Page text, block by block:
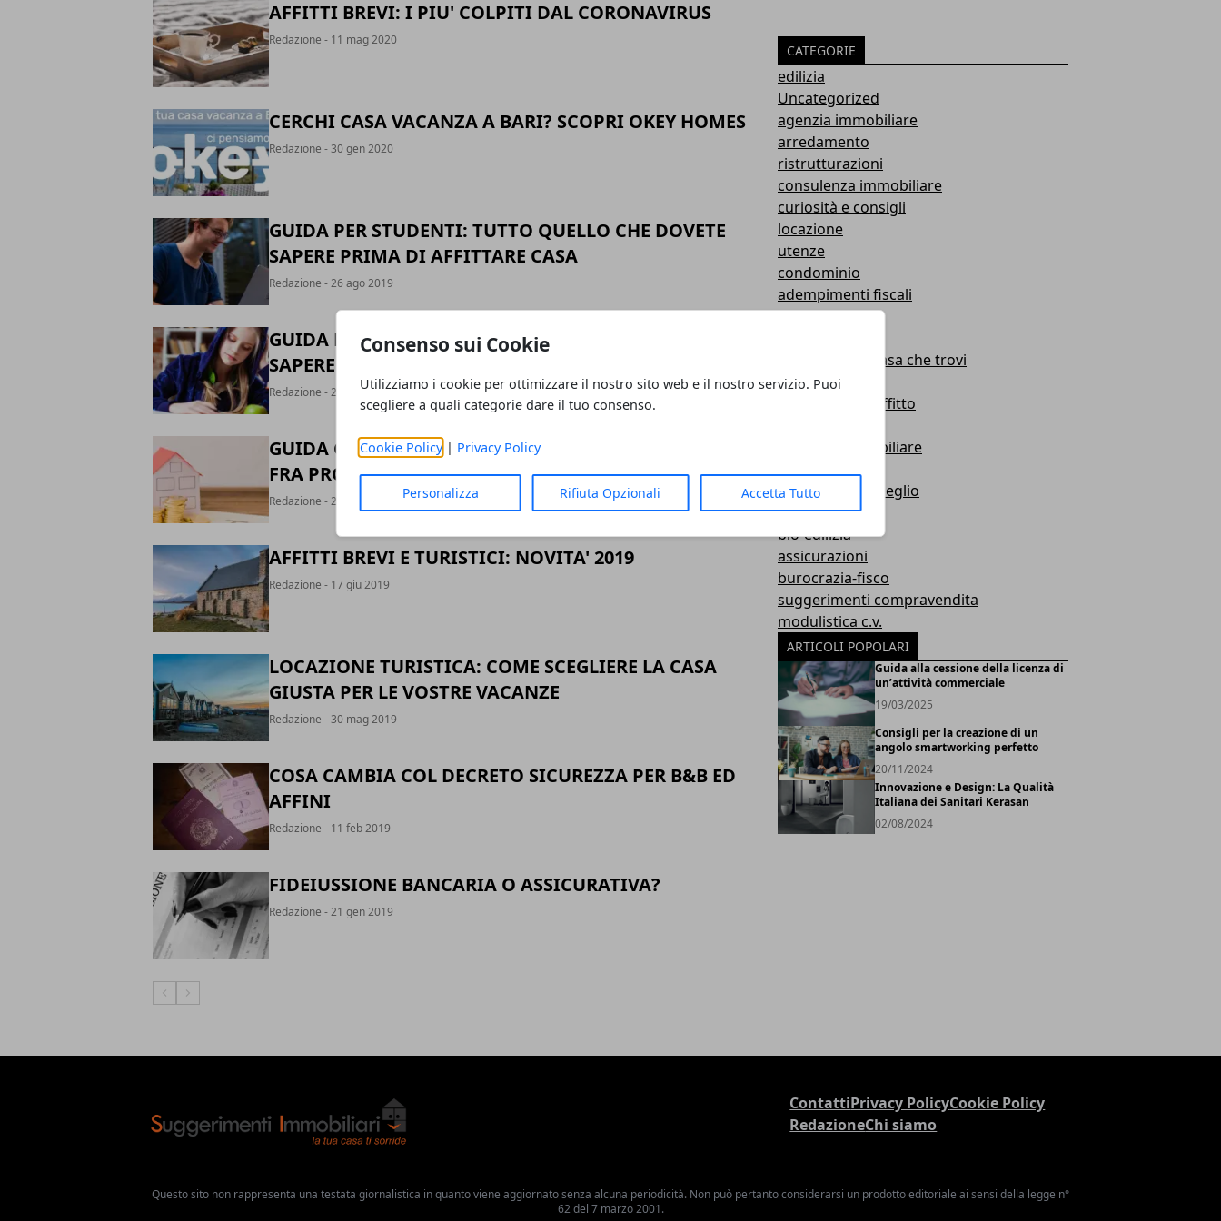
Consenso sui Cookie
Utilizziamo i cookie per ottimizzare il nostro sito web e il nostro servizio. Puoi
scegliere a quali categorie dare il tuo consenso.
Cookie Policy| Privacy Policy
Personalizza Rifiuta Opzionali Accetta Tutto
AFFITTI BREVI: I PIU' COLPITI DAL CORONAVIRUS
Redazione - 11 mag 2020
CERCHI CASA VACANZA A BARI? SCOPRI OKEY HOMES
Redazione - 30 gen 2020
GUIDA PER STUDENTI: TUTTO QUELLO CHE DOVETE
SAPERE PRIMA DI AFFITTARE CASA
Redazione - 26 ago 2019
GUIDA PER PROPRIETARI: TUTTO QUELLO CHE C’È DA
SAPERE PER AFFITTARE AGLI STUDENTI
Redazione - 22 ago 2019
GUIDA COMPLETA ALLA RIPARTIZIONE DELLE SPESE
FRA PROPRIETARIO ED INQUILINO
Redazione - 20 giu 2019
AFFITTI BREVI E TURISTICI: NOVITA' 2019
Redazione - 17 giu 2019
LOCAZIONE TURISTICA: COME SCEGLIERE LA CASA
GIUSTA PER LE VOSTRE VACANZE
Redazione - 30 mag 2019
COSA CAMBIA COL DECRETO SICUREZZA PER B&B ED
AFFINI
Redazione - 11 feb 2019
FIDEIUSSIONE BANCARIA O ASSICURATIVA?
Redazione - 21 gen 2019
Articolo Precedente
Articolo Successivo
CATEGORIE
edilizia
Uncategorized
agenzia immobiliare
arredamento
ristrutturazioni
consulenza immobiliare
curiosità e consigli
locazione
utenze
condominio
adempimenti fiscali
modulistica loc.
posto che vai casa che trovi
mutui
suggerimenti affitto
mercato immobiliare
conosciamoli meglio
notaio
bio-edilizia
assicurazioni
burocrazia-fisco
suggerimenti compravendita
modulistica c.v.
ARTICOLI POPOLARI
Guida alla cessione della licenza di
un’attività commerciale
19/03/2025
Consigli per la creazione di un
angolo smartworking perfetto
20/11/2024
Innovazione e Design: La Qualità
Italiana dei Sanitari Kerasan
02/08/2024
ContattiPrivacy PolicyCookie Policy
RedazioneChi siamo
Questo sito non rappresenta una testata giornalistica in quanto viene aggiornato senza alcuna periodicità. Non può pertanto considerarsi un prodotto editoriale ai sensi della legge n°
62 del 7 marzo 2001.